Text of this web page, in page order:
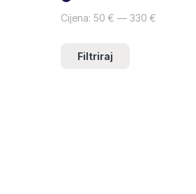
Min cijena
Maks cijena
Filtriraj
Cijena: 50 € — 330 €